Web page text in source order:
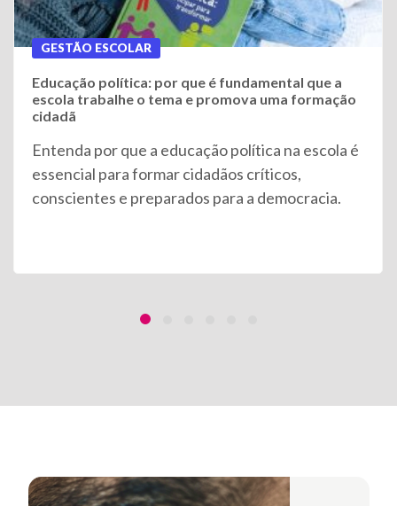
GESTÃO ESCOLAR
Educação política: por que é fundamental que a
escola trabalhe o tema e promova uma formação
cidadã
Entenda por que a educação política na escola é
essencial para formar cidadãos críticos,
conscientes e preparados para a democracia.